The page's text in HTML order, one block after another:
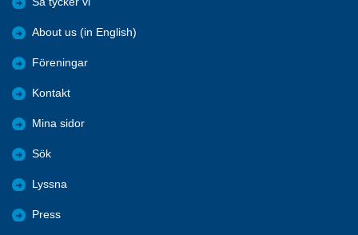
About us (in English)
Föreningar
Kontakt
Mina sidor
Sök
Lyssna
Press